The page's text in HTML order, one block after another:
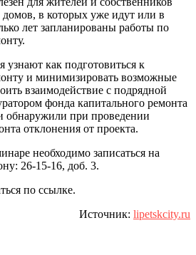
в которых уже идут или в
лет запланированы работы по
узнают как подготовиться к
и минимизировать возможные
взаимодействие с подрядной
фонда капитального ремонта
обнаружили при проведении
отклонения от проекта.
необходимо записаться на
26-15-16, доб. 3.
по ссылке.
Источник: lipetskcity.ru